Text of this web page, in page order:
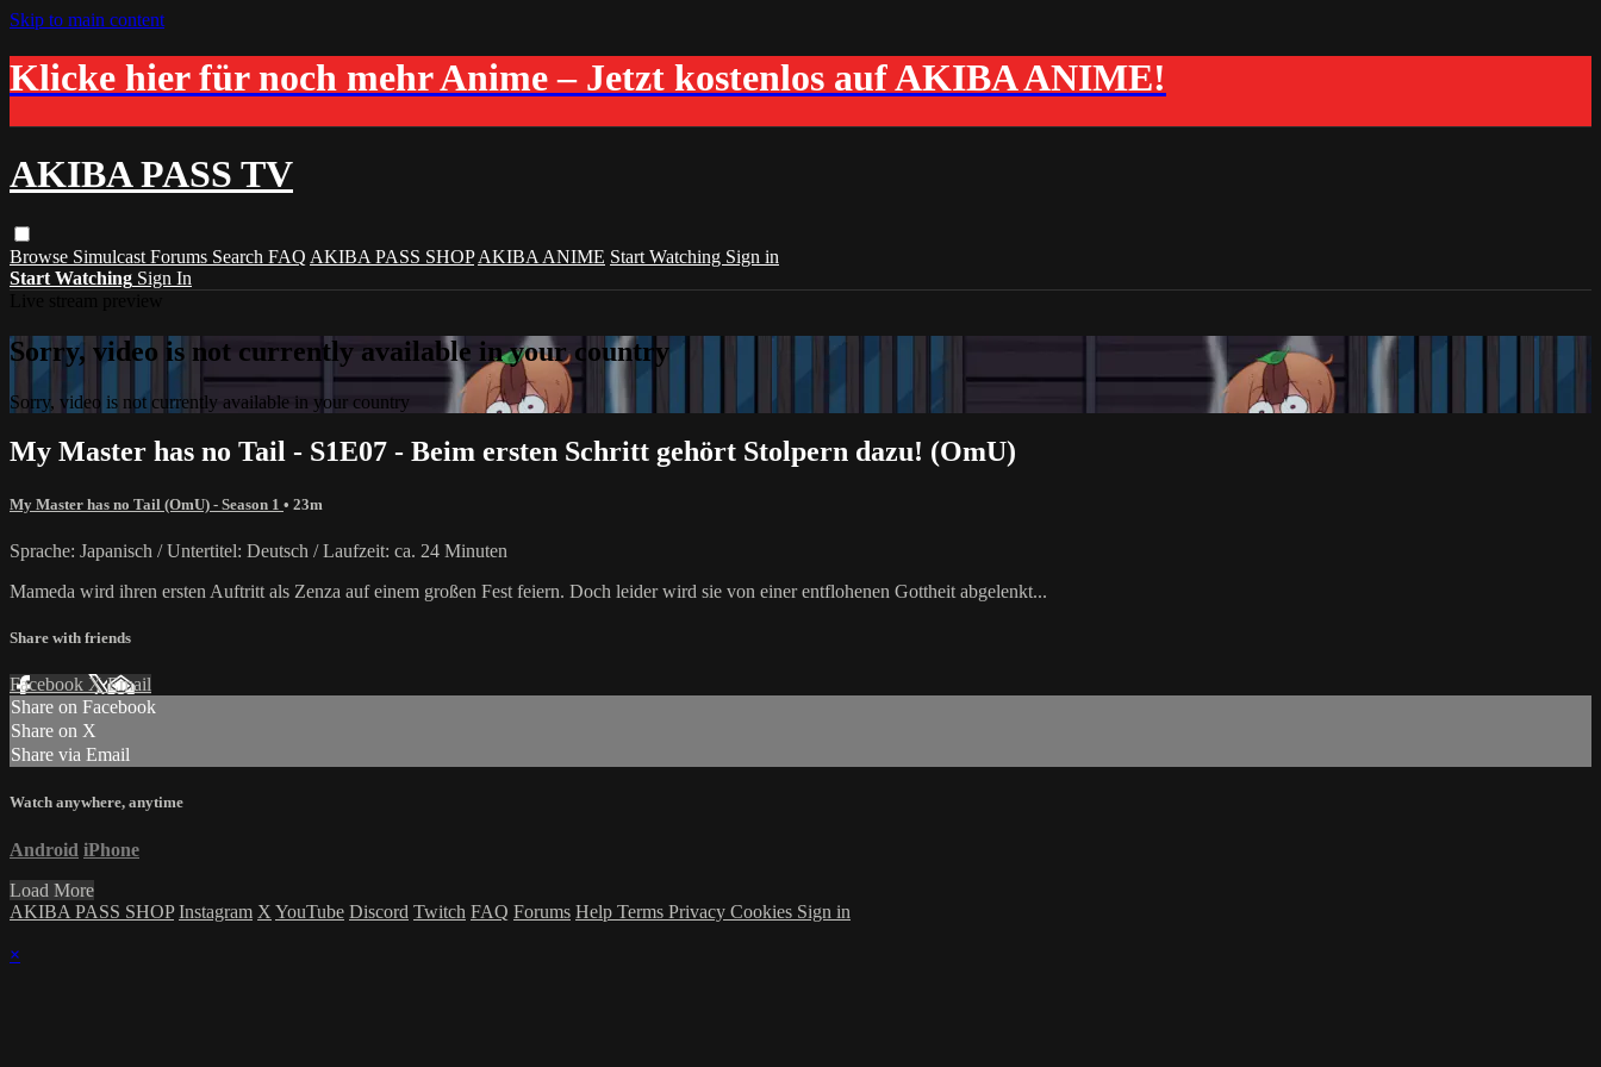
Skip to main content
Klicke hier für noch mehr Anime – Jetzt kostenlos auf AKIBA ANIME!
AKIBA PASS TV
Browse Simulcast Forums Search FAQ AKIBA PASS SHOP AKIBA ANIME Start Watching Sign in
Start Watching Sign In
Sorry, video is not currently available in your country
Sorry, video is not currently available in your country
My Master has no Tail - S1E07 - Beim ersten Schritt gehört Stolpern dazu! (OmU)
My Master has no Tail (OmU) - Season 1 • 23m
Sprache: Japanisch / Untertitel: Deutsch / Laufzeit: ca. 24 Minuten
Mameda wird ihren ersten Auftritt als Zenza auf einem großen Fest feiern. Doch leider wird sie von einer entflohenen Gottheit abgelenkt...
Share with friends
Facebook XEmail
Share on Facebook
Share on X
Share via Email
Watch anywhere, anytime
Android iPhone
Load More
AKIBA PASS SHOP Instagram X YouTube Discord Twitch FAQ Forums Help Terms Privacy Cookies Sign in
×